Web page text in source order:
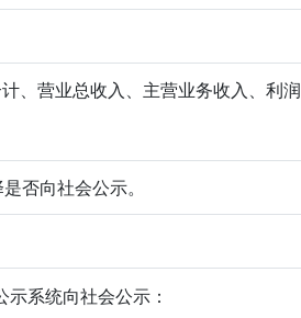
、营业总收入、主营业务收入、利润
否向社会公示。
系统向社会公示：